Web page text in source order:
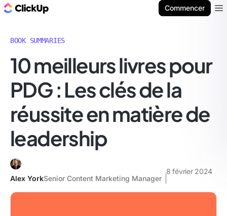
Commencer
BOOK SUMMARIES
10 meilleurs livres pour
PDG : Les clés de la
réussite en matière de
leadership
Alex YorkSenior Content Marketing Manager
8 février 2024